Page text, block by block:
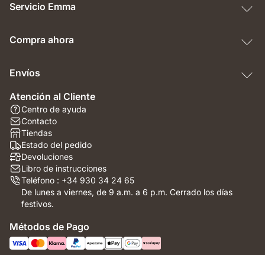
Servicio Emma
Compra ahora
Envíos
Atención al Cliente
Centro de ayuda
Contacto
Tiendas
Estado del pedido
Devoluciones
Libro de instrucciones
Teléfono : +34 930 34 24 65
De lunes a viernes, de 9 a.m. a 6 p.m. Cerrado los días
festivos.
Métodos de Pago